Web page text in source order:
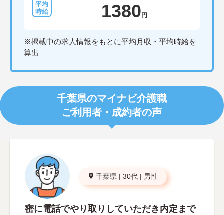
1380 円
※掲載中の求人情報をもとに平均月収・平均時給を
算出
千葉県のマイナビ介護職
ご利用者・成約者の声
千葉県 | 30代 | 男性
密に電話でやり取りしていただき内定まで